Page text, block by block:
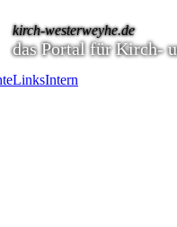
kirch-westerweyhe.de
das Portal für Kirch-
LinksIntern